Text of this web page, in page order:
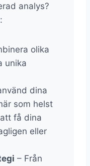
analys?
olika
unika
dina
som helst
få dina
eller
– Från